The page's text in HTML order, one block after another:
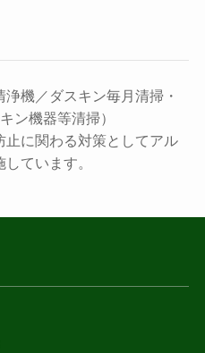
機／ダスキン毎月清掃・
ン機器等清掃）
に関わる対策としてアル
ています。